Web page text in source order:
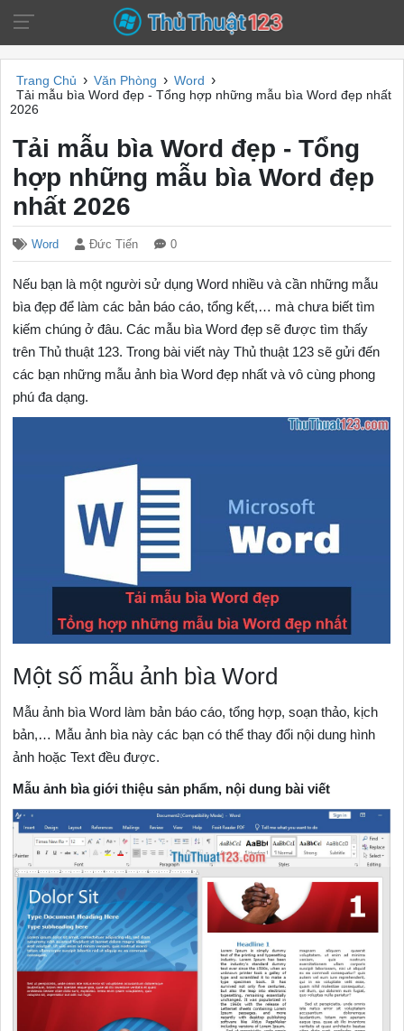
Trang Chủ › Văn Phòng › Word ›
Tải mẫu bìa Word đẹp - Tổng hợp những mẫu bìa Word đẹp nhất
2026
Tải mẫu bìa Word đẹp - Tổng
hợp những mẫu bìa Word đẹp
nhất 2026
Word Đức Tiến 0
Nếu bạn là một người sử dụng Word nhiều và cần những mẫu
bìa đẹp để làm các bản báo cáo, tổng kết,… mà chưa biết tìm
kiếm chúng ở đâu. Các mẫu bìa Word đẹp sẽ được tìm thấy
trên Thủ thuật 123. Trong bài viết này Thủ thuật 123 sẽ gửi đến
các bạn những mẫu ảnh bìa Word đẹp nhất và vô cùng phong
phú đa dạng.
Một số mẫu ảnh bìa Word
Mẫu ảnh bìa Word làm bản báo cáo, tổng hợp, soạn thảo, kịch
bản,… Mẫu ảnh bìa này các bạn có thể thay đổi nội dung hình
ảnh hoặc Text đều được.
Mẫu ảnh bìa giới thiệu sản phẩm, nội dung bài viết